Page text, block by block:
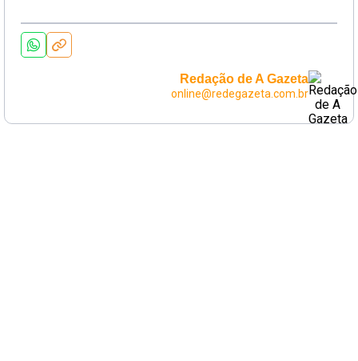
Redação de A Gazeta
online@redegazeta.com.br